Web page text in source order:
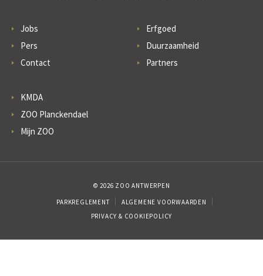
Jobs
Pers
Contact
Erfgoed
Duurzaamheid
Partners
KMDA
ZOO Planckendael
Mijn ZOO
© 2026 ZOO ANTWERPEN
PARKREGLEMENT
ALGEMENE VOORWAARDEN
PRIVACY & COOKIEPOLICY